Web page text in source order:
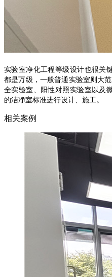
实验室净化工程等级设计也很关
都是万级，一般普通实验室则大
全实验室、阳性对照实验室以及
的洁净室标准进行设计、施工。
相关案例